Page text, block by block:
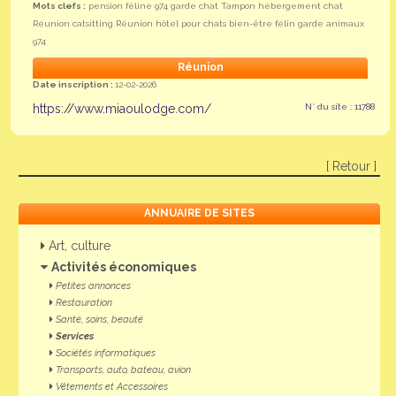
Mots clefs : pension féline 974 garde chat Tampon hébergement chat
Réunion catsitting Réunion hôtel pour chats bien-être félin garde animaux
974
Réunion
Date inscription : 12-02-2026
N° du site : 11788
https://www.miaoulodge.com/
[ Retour ]
ANNUAIRE DE SITES
Art, culture
Activités économiques
Petites annonces
Restauration
Santé, soins, beauté
Services
Sociétés informatiques
Transports, auto, bateau, avion
Vêtements et Accessoires